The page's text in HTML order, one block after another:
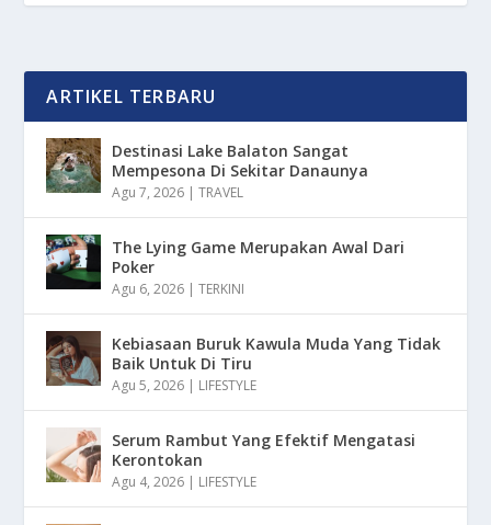
ARTIKEL TERBARU
Destinasi Lake Balaton Sangat
Mempesona Di Sekitar Danaunya
Agu 7, 2026 |TRAVEL
The Lying Game Merupakan Awal Dari
Poker
Agu 6, 2026 |TERKINI
Kebiasaan Buruk Kawula Muda Yang Tidak
Baik Untuk Di Tiru
Agu 5, 2026 | LIFESTYLE
Serum Rambut Yang Efektif Mengatasi
Kerontokan
Agu 4, 2026 | LIFESTYLE